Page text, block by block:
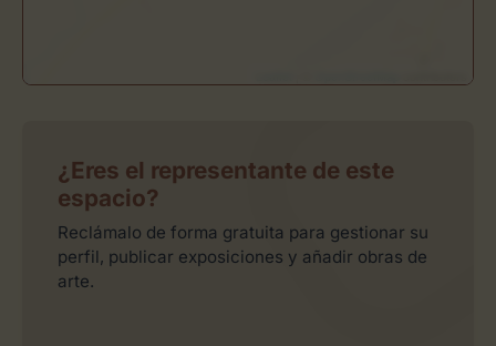
¿Eres el representante de este
espacio?
Reclámalo de forma gratuita para gestionar su
perfil, publicar exposiciones y añadir obras de
arte.